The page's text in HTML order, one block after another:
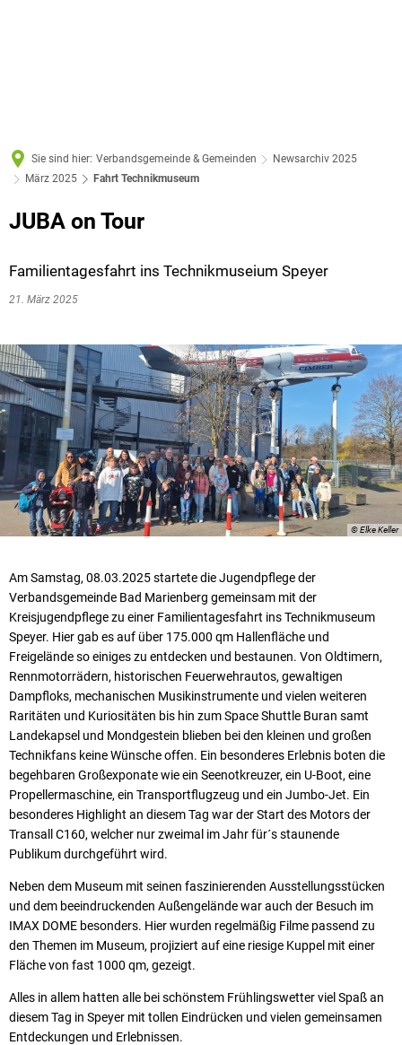
Sie sind hier: Verbandsgemeinde & Gemeinden
Newsarchiv 2025
März 2025
Fahrt Technikmuseum
JUBA on Tour
Familientagesfahrt ins Technikmuseium Speyer
21. März 2025
© Elke Keller
Am Samstag, 08.03.2025 startete die Jugendpflege der
Verbandsgemeinde Bad Marienberg gemeinsam mit der
Kreisjugendpflege zu einer Familientagesfahrt ins Technikmuseum
Speyer. Hier gab es auf über 175.000 qm Hallenfläche und
Freigelände so einiges zu entdecken und bestaunen. Von Oldtimern,
Rennmotorrädern, historischen Feuerwehrautos, gewaltigen
Dampfloks, mechanischen Musikinstrumente und vielen weiteren
Raritäten und Kuriositäten bis hin zum Space Shuttle Buran samt
Landekapsel und Mondgestein blieben bei den kleinen und großen
Technikfans keine Wünsche offen. Ein besonderes Erlebnis boten die
begehbaren Großexponate wie ein Seenotkreuzer, ein U-Boot, eine
Propellermaschine, ein Transportflugzeug und ein Jumbo-Jet. Ein
besonderes Highlight an diesem Tag war der Start des Motors der
Transall C160, welcher nur zweimal im Jahr für´s staunende
Publikum durchgeführt wird.
Neben dem Museum mit seinen faszinierenden Ausstellungsstücken
und dem beeindruckenden Außengelände war auch der Besuch im
IMAX DOME besonders. Hier wurden regelmäßig Filme passend zu
den Themen im Museum, projiziert auf eine riesige Kuppel mit einer
Fläche von fast 1000 qm, gezeigt.
Alles in allem hatten alle bei schönstem Frühlingswetter viel Spaß an
diesem Tag in Speyer mit tollen Eindrücken und vielen gemeinsamen
Entdeckungen und Erlebnissen.